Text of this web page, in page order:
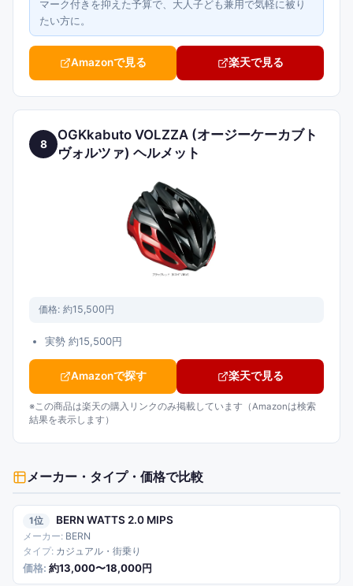
マーク付きを抑えた予算で、大人子ども兼用で気軽に被り
たい方に。
Amazonで見る 楽天で見る
8
OGKkabuto VOLZZA (オージーケーカブト
ヴォルツァ) ヘルメット
価格: 約15,500円
実勢 約15,500円
Amazonで探す 楽天で見る
※この商品は楽天の購入リンクのみ掲載しています（Amazonは検索
結果を表示します）
メーカー・タイプ・価格で比較
1 BERN WATTS 2.0 MIPS
BERN
カジュアル・街乗り
約13,000〜18,000円